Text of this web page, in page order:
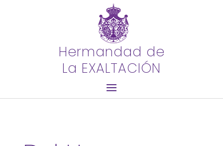
Hermandad de
La EXALTACIÓN